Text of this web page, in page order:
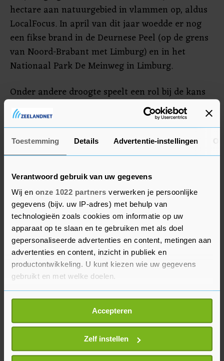
Toestemming Details Advertentie-instellingen
Verantwoord gebruik van uw gegevens
Wij en onze 1022 partners verwerken je persoonlijke
gegevens (bijv. uw IP-adres) met behulp van
technologieën zoals cookies om informatie op uw
apparaat op te slaan en te gebruiken met als doel
gepersonaliseerde advertenties en content, metingen aan
advertenties en content, inzicht in publiek en
productontwikkeling. U kunt kiezen wie uw gegevens
gebruikt en met welke doelen.
Als u het toestaat, willen we ook graag:
Informatie verzamelen over uw geografische
locatie, die tot een paar meter nauwkeurig kan zijn
Uw apparaat identificeren door het actief te
scannen op specifieke eigenschappen (fingerprinting)
Accepteren
Zelf instellen
hectare aan natuurgebied in vlammen op, aldus
LocalFocus. In april van dit jaar woedde er nog
een fikse brand in de Deurnese Peel (op de grens
van Noord-Brabant met Limburg) en in het
Nationaal Park De Meinweg in Limburg.
Onder andere droogte speelt een rol bij de kans
op een natuurbrand, geeft LocalFocus aan.
Mensen zijn echter de belangrijkste veroorzaker:
van een smeulende sigarettenpeuk tot
opzettelijke brandstichting. WUR-onderzoeker
programma Nieuws en Co dat we ons voor
moeten bereiden op meer grote natuurbranden
zoals in april.
"Met de klimaatverandering verwachten we
langere periodes van droogte te krijgen en
daarmee verwachten we ook dat er vaker
branden komen, dat die branden langer gaan
duren en dat er ook net als in andere landen
meerdere branden op hetzelfde moment zijn",